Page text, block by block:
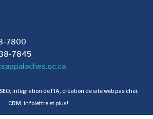
7800
7845
, intégration de l'IA, création de site web pas cher,
CRM, infolettreet plus!